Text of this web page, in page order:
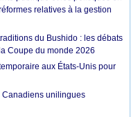
relatives à la gestion
du Bushido : les débats
Coupe du monde 2026
aux États-Unis pour
Canadiens unilingues